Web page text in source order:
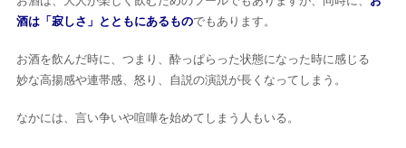
酒は「寂しさ」とともにあるものでもあります。
お酒を飲んだ時に、つまり、酔っぱらった状態になった時に感じる
妙な高揚感や連帯感、怒り、自説の演説が長くなってしまう。
なかには、言い争いや喧嘩を始めてしまう人もいる。